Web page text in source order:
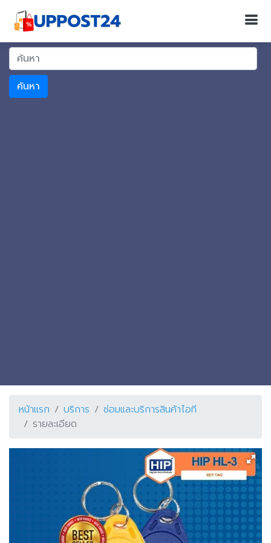
ค้นหา
หน้าแรก บริการ
ซ่อมและบริการสินค้าไอที
รายละเอียด